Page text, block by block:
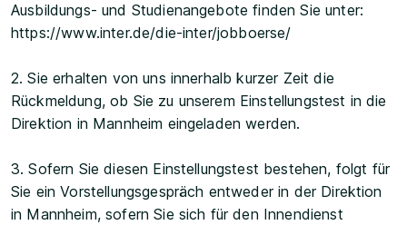
Ausbildungs- und Studienangebote finden Sie unter:
https://www.inter.de/die-inter/jobboerse/
2. Sie erhalten von uns innerhalb kurzer Zeit die
Rückmeldung, ob Sie zu unserem Einstellungstest in die
Direktion in Mannheim eingeladen werden.
3. Sofern Sie diesen Einstellungstest bestehen, folgt für
Sie ein Vorstellungsgespräch entweder in der Direktion
in Mannheim, sofern Sie sich für den Innendienst